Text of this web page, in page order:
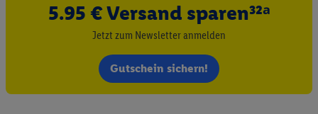
5.95 € Versand sparen³²ᵃ
Jetzt zum Newsletter anmelden
Gutschein sichern!